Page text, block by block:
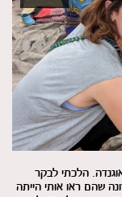
הלכתי לבקר
שהם ראו אותי הייתה